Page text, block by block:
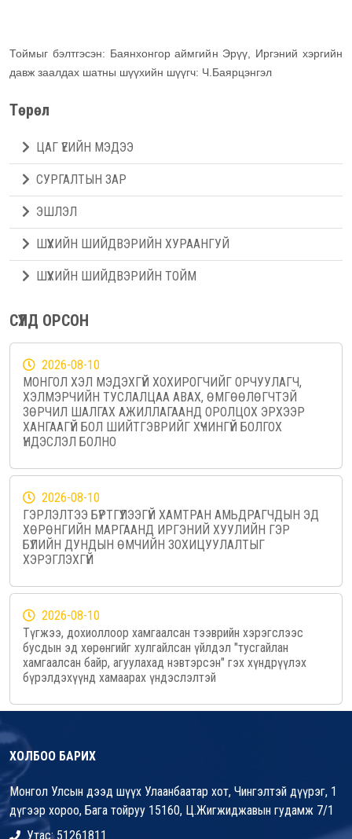
Тоймыг бэлтгэсэн: Баянхонгор аймгийн Эрүү, Иргэний хэргийн
давж заалдах шатны шүүхийн шүүгч: Ч.Баярцэнгэл
Төрөл
ЦАГ ҮЕИЙН МЭДЭЭ
СУРГАЛТЫН ЗАР
ЭШЛЭЛ
ШҮҮХИЙН ШИЙДВЭРИЙН ХУРААНГУЙ
ШҮҮХИЙН ШИЙДВЭРИЙН ТОЙМ
СҮҮЛД ОРСОН
2026-08-10
МОНГОЛ ХЭЛ МЭДЭХГҮЙ ХОХИРОГЧИЙГ ОРЧУУЛАГЧ,
ХЭЛМЭРЧИЙН ТУСЛАЛЦАА АВАХ, ӨМГӨӨЛӨГЧТЭЙ
ЗӨРЧИЛ ШАЛГАХ АЖИЛЛАГААНД ОРОЛЦОХ ЭРХЭЭР
ХАНГААГҮЙ БОЛ ШИЙТГЭВРИЙГ ХҮЧИНГҮЙ БОЛГОХ
ҮНДЭСЛЭЛ БОЛНО
2026-08-10
ГЭРЛЭЛТЭЭ БҮРТГҮҮЛЭЭГҮЙ ХАМТРАН АМЬДРАГЧДЫН ЭД
ХӨРӨНГИЙН МАРГААНД ИРГЭНИЙ ХУУЛИЙН ГЭР
БҮЛИЙН ДУНДЫН ӨМЧИЙН ЗОХИЦУУЛАЛТЫГ
ХЭРЭГЛЭХГҮЙ
2026-08-10
Түгжээ, дохиоллоор хамгаалсан тээврийн хэрэгслээс
бусдын эд хөрөнгийг хулгайлсан үйлдэл "тусгайлан
хамгаалсан байр, агуулахад нэвтэрсэн" гэх хүндрүүлэх
бүрэлдэхүүнд хамаарах үндэслэлтэй
ХОЛБОО БАРИХ
Монгол Улсын дээд шүүх Улаанбаатар хот, Чингэлтэй дүүрэг, 1
дүгээр хороо, Бага тойруу 15160, Ц.Жигжиджавын гудамж 7/1
Утас: 51261811